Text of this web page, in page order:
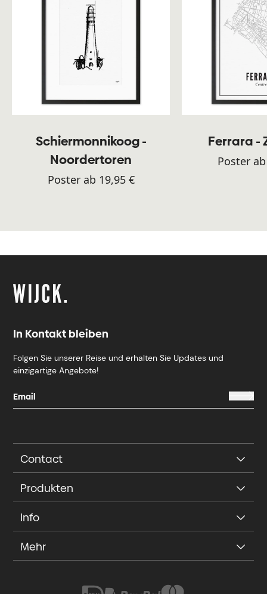
Schiermonnikoog -
Noordertoren
Poster ab 19,95 €
Ferrara -
Poster
In Kontakt bleiben
Folgen Sie unserer Reise und erhalten Sie Updates und
einzigartige Angebote!
Contact
Produkten
Info
Mehr